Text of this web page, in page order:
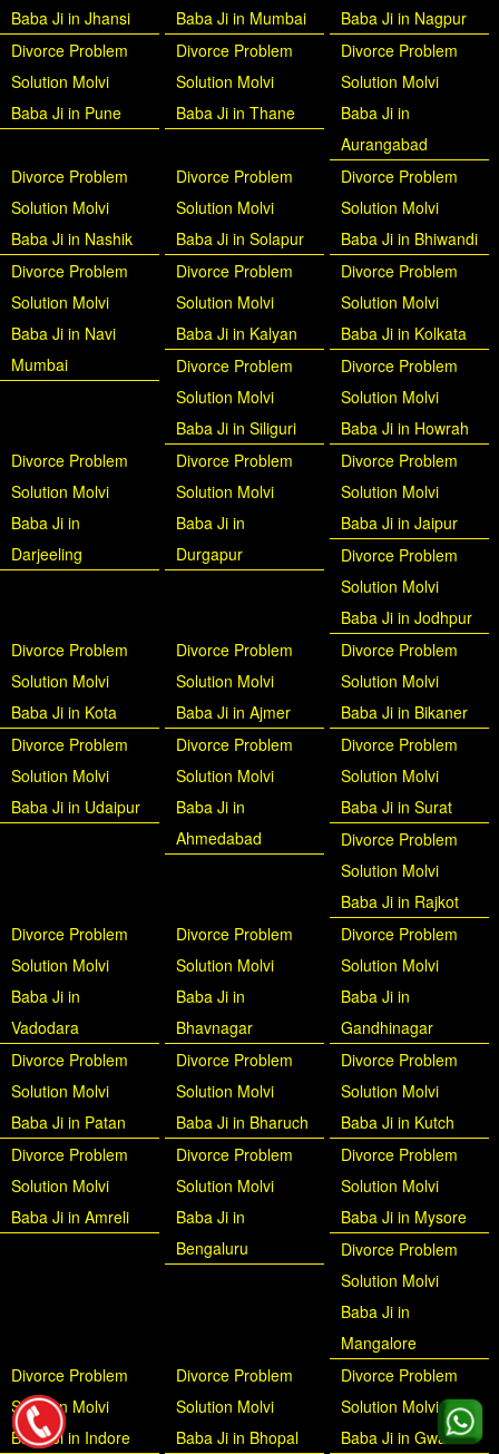
Baba Ji in Jhansi
Baba Ji in Mumbai
Baba Ji in Nagpur
Divorce Problem
Solution Molvi
Baba Ji in Pune
Divorce Problem
Solution Molvi
Baba Ji in Thane
Divorce Problem
Solution Molvi
Baba Ji in
Aurangabad
Divorce Problem
Solution Molvi
Baba Ji in Nashik
Divorce Problem
Solution Molvi
Baba Ji in Solapur
Divorce Problem
Solution Molvi
Baba Ji in Bhiwandi
Divorce Problem
Solution Molvi
Baba Ji in Navi
Mumbai
Divorce Problem
Solution Molvi
Baba Ji in Kalyan
Divorce Problem
Solution Molvi
Baba Ji in Kolkata
Divorce Problem
Solution Molvi
Baba Ji in Siliguri
Divorce Problem
Solution Molvi
Baba Ji in Howrah
Divorce Problem
Solution Molvi
Baba Ji in
Darjeeling
Divorce Problem
Solution Molvi
Baba Ji in
Durgapur
Divorce Problem
Solution Molvi
Baba Ji in Jaipur
Divorce Problem
Solution Molvi
Baba Ji in Jodhpur
Divorce Problem
Solution Molvi
Baba Ji in Kota
Divorce Problem
Solution Molvi
Baba Ji in Ajmer
Divorce Problem
Solution Molvi
Baba Ji in Bikaner
Divorce Problem
Solution Molvi
Baba Ji in Udaipur
Divorce Problem
Solution Molvi
Baba Ji in
Ahmedabad
Divorce Problem
Solution Molvi
Baba Ji in Surat
Divorce Problem
Solution Molvi
Baba Ji in Rajkot
Divorce Problem
Solution Molvi
Baba Ji in
Vadodara
Divorce Problem
Solution Molvi
Baba Ji in
Bhavnagar
Divorce Problem
Solution Molvi
Baba Ji in
Gandhinagar
Divorce Problem
Solution Molvi
Baba Ji in Patan
Divorce Problem
Solution Molvi
Baba Ji in Bharuch
Divorce Problem
Solution Molvi
Baba Ji in Kutch
Divorce Problem
Solution Molvi
Baba Ji in Amreli
Divorce Problem
Solution Molvi
Baba Ji in
Bengaluru
Divorce Problem
Solution Molvi
Baba Ji in Mysore
Divorce Problem
Solution Molvi
Baba Ji in
Mangalore
Divorce Problem
Solution Molvi
Baba Ji in Indore
Divorce Problem
Solution Molvi
Baba Ji in Bhopal
Divorce Problem
Solution Molvi
Baba Ji in Gwalior